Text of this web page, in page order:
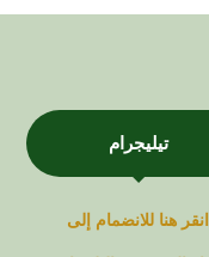
تيليجرام
انقر هنا للانضمام إلى